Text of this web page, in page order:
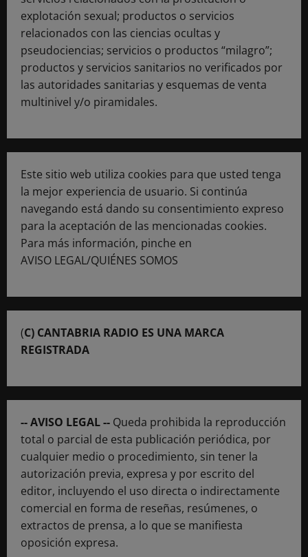
explotación sexual; productos o servicios
relacionados con las ciencias ocultas y
pseudociencias; servicios o productos “milagro”;
productos y servicios sanitarios no verificados por
las autoridades sanitarias y esquemas de venta
multinivel y/o piramidales.
Este sitio web utiliza cookies para que usted tenga
la mejor experiencia de usuario. Si continúa
navegando está dando su consentimiento expreso
para la aceptación de las mencionadas cookies.
Para más información, pinche en
AVISO LEGAL/QUIÉNES SOMOS
(C) CANTABRIA RADIO ES UNA MARCA
REGISTRADA
-- AVISO LEGAL -- Queda prohibida la reproducción
total o parcial de esta publicación periódica, por
cualquier medio o procedimiento, sin tener la
autorización previa, expresa y por escrito del
editor, incluyendo el uso directa o indirectamente
comercial en forma de reseñas, resúmenes, o
extractos de prensa, a lo que se manifiesta
oposición expresa.